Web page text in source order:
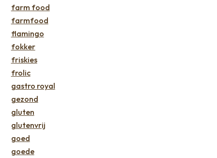
farm food
farmfood
flamingo
fokker
friskies
frolic
gastro royal
gezond
gluten
glutenvrij
goed
goede